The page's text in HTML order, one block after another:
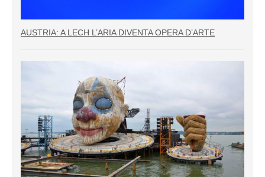
AUSTRIA: A LECH L’ARIA DIVENTA OPERA D’ARTE